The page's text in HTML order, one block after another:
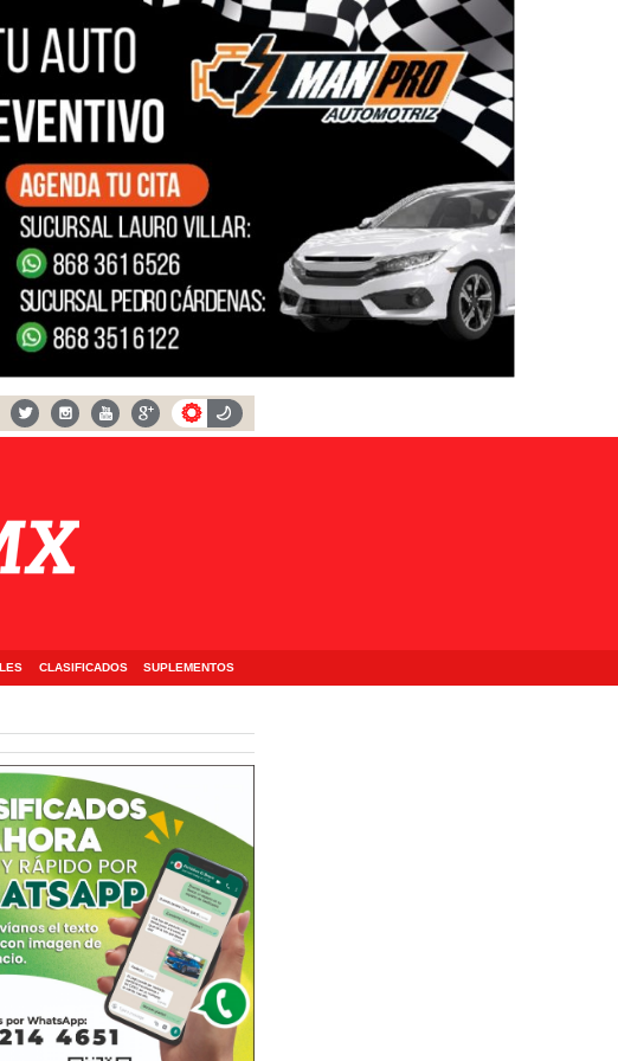
CLASIFICADOS SUPLEMENTOS